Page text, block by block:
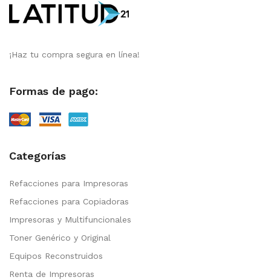
¡Haz tu compra segura en línea!
Formas de pago:
Categorías
Refacciones para Impresoras
Refacciones para Copiadoras
Impresoras y Multifuncionales
Toner Genérico y Original
Equipos Reconstruidos
Renta de Impresoras